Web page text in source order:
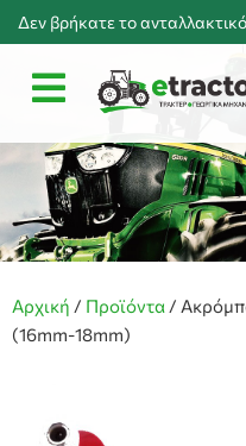
Δεν βρήκατε το
Αρχική / Προϊόντα /
(16mm-18mm)